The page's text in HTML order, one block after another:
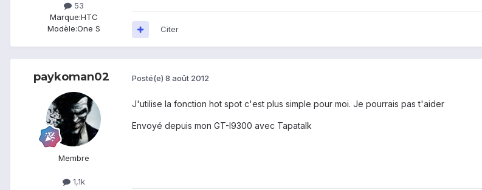
53
Marque:HTC
Modèle:One S Citer
paykoman02
Membre
1,1k
Posté(e) 8 août 2012
J'utilise la fonction hot spot c'est plus simple pour moi. Je pourrais pas t'aider
Envoyé depuis mon GT-I9300 avec Tapatalk